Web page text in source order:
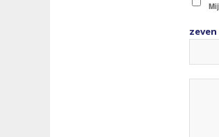
zeven